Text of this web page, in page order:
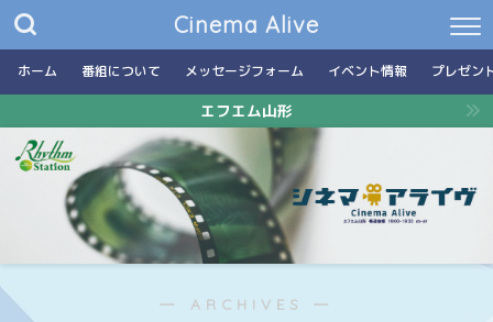
Cinema Alive
ホーム 番組について メッセージフォーム イベント情報 プレゼン
エフエム山形
― ARCHIVES ―